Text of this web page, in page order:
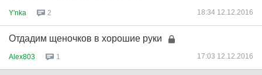
Y'nka 2 18:34 12.12.2016
Отдадим щеночков в хорошие руки
Alex803 1 17:03 12.12.2016